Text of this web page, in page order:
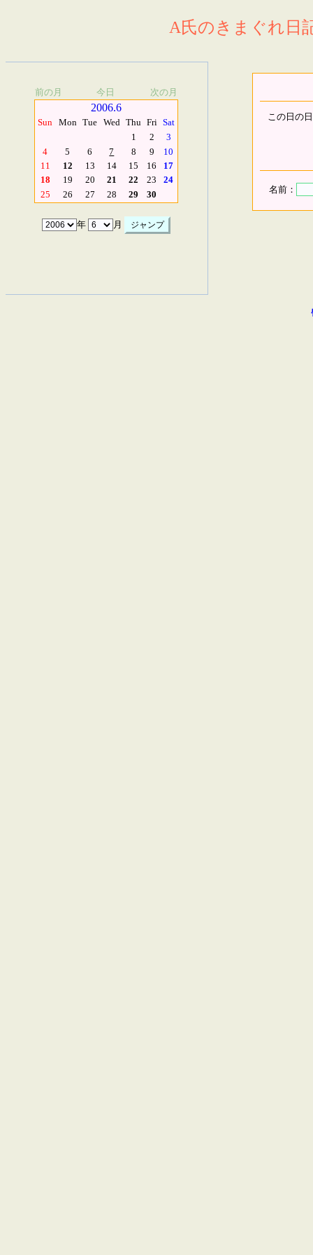
A氏のきまぐれ日
前の月 今日 次の月
2006.6
Sun Mon Tue Wed Thu Fri Sat
1
2
3
4
5 6 7 8 9
10
11
12 13 14 15 16
17
18
19 20 21 22 23
24
25
26 27 28 29 30
年 月
この日の
名前：